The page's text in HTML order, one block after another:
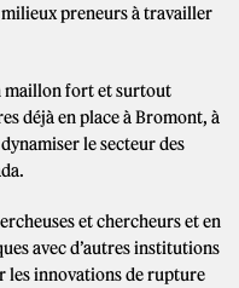
preneurs à travailler
maillon fort et surtout
déjà en place à Bromont, à
le secteur des
et chercheurs et en
avec d’autres institutions
les innovations de rupture